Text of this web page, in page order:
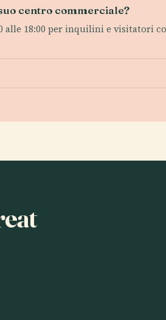
centro commerciale?
18:00 per inquilini e visitatori